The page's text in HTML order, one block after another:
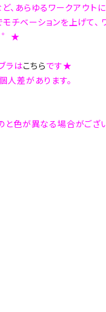
、あらゆるワークアウト
チベーションを上げて、
゜★
ラはこちらです★
差があります。
色が異なる場合がござい